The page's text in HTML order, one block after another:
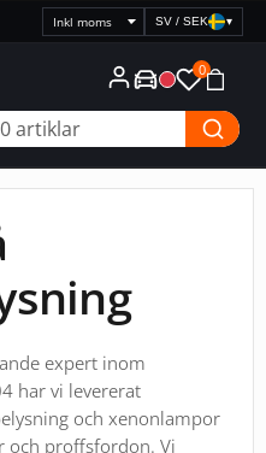
Välj
prisvisning
SV / SEK ▾
0
expert inom
har vi levererat
och xenonlampor
och proffsfordon. Vi